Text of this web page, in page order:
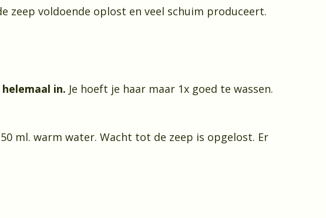
zeep voldoende oplost en veel schuim produceert.
in. Je hoeft je haar maar 1x goed te wassen.
ml. warm water. Wacht tot de zeep is opgelost. Er